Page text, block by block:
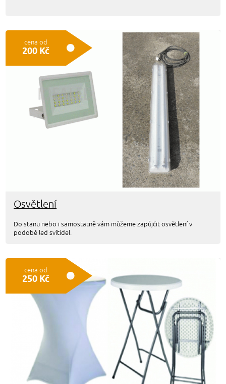
cena od
200 Kč
Osvětlení
Do stanu nebo i samostatně vám můžeme zapůjčit osvětlení v
podobě led svítidel.
cena od
250 Kč